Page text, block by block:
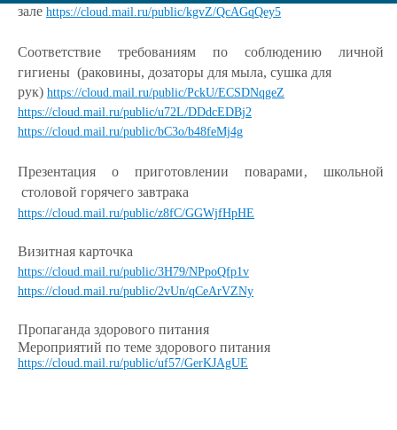
зале https://cloud.mail.ru/public/kgvZ/QcAGqQey5
Соответствие требованиям по соблюдению личной
гигиены (раковины, дозаторы для мыла, сушка для
рук) https://cloud.mail.ru/public/PckU/ECSDNqgeZ
https://cloud.mail.ru/public/u72L/DDdcEDBj2
https://cloud.mail.ru/public/bC3o/b48feMj4g
Презентация о приготовлении поварами‚ школьной
столовой горячего завтрака
https://cloud.mail.ru/public/z8fC/GGWjfHpHE
Визитная карточка
https://cloud.mail.ru/public/3H79/NPpoQfp1v
https://cloud.mail.ru/public/2vUn/qCeArVZNy
Пропаганда здорового питания
Мероприятий по теме здорового питания
https://cloud.mail.ru/public/uf57/GerKJAgUE